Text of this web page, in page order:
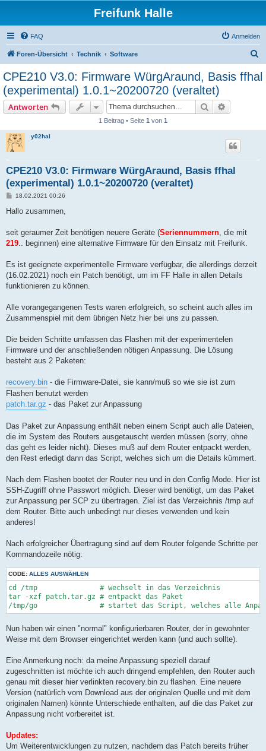
Freifunk Halle
FAQ Anmelden
Foren-Übersicht Technik Software
c
CPE210 V3.0: Firmware WürgAraund, Basis ffhal
(experimental) 1.0.1~20200720 (veraltet)
Antworten Suche
1 Beitrag • Seite 1 von 1
y02hal
CPE210 V3.0: Firmware WürgAraund, Basis ffhal
(experimental) 1.0.1~20200720 (veraltet)
B
i
a
18.02.2021 00:26
Hallo zusammen,
seit geraumer Zeit benötigen neuere Geräte (Seriennummern, die mit
219.. beginnen) eine alternative Firmware für den Einsatz mit Freifunk.
Es ist geeignete experimentelle Firmware verfügbar, die allerdings derzeit
(16.02.2021) noch ein Patch benötigt, um im FF Halle in allen Details
funktionieren zu können.
Alle vorangegangenen Tests waren erfolgreich, so scheint auch alles im
Zusammenspiel mit dem übrigen Netz hier bei uns zu passen.
Die beiden Schritte umfassen das Flashen mit der experimentelen
Firmware und der anschließenden nötigen Anpassung. Die Lösung
besteht aus 2 Paketen:
recovery.bin - die Firmware-Datei, sie kann/muß so wie sie ist zum
Flashen benutzt werden
patch.tar.gz - das Paket zur Anpassung
Das Paket zur Anpassung enthält neben einem Script auch alle Dateien,
die im System des Routers ausgetauscht werden müssen (sorry, ohne
das geht es leider nicht). Dieses muß auf dem Router entpackt werden,
den Rest erledigt dann das Script, welches sich um die Details kümmert.
Nach dem Flashen bootet der Router neu und in den Config Mode. Hier ist
SSH-Zugriff ohne Passwort möglich. Dieser wird benötigt, um das Paket
zur Anpassung per SCP zu übertragen. Ziel ist das Verzeichnis /tmp auf
dem Router. Bitte auch unbedingt nur dieses verwenden und kein
anderes!
Nach erfolgreicher Übertragung sind auf dem Router folgende Schritte per
Kommandozeile nötig:
CODE: ALLES AUSWÄHLEN
cd /tmp               # wechselt in das Verzeichnis
tar -xzf patch.tar.gz # entpackt das Paket
Nun haben wir einen "normal" konfigurierbaren Router, der in gewohnter
Weise mit dem Browser eingerichtet werden kann (und auch sollte).
Eine Anmerkung noch: da meine Anpassung speziell darauf
zugeschnitten ist möchte ich auch dringend empfehlen, den Router auch
genau mit dieser hier verlinkten recovery.bin zu flashen. Eine neuere
Version (natürlich vom Download aus der originalen Quelle und mit dem
originalen Namen) könnte Unterschiede enthalten, auf die das Paket zur
Anpassung nicht vorbereitet ist.
Updates:
Um Weiterentwicklungen zu nutzen, nachdem das Patch bereits früher